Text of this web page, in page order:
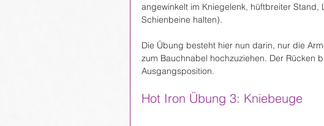
angewinkelt im Kniegelenk, hüftbreiter
Schienbeine halten).
Die Übung besteht hier nun darin, nur die
zum Bauchnabel hochzuziehen. Der Rücken
Ausgangsposition.
Hot Iron Übung 3: Kniebeuge